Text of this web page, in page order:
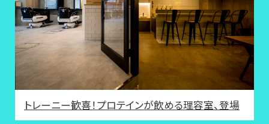
トレーニー歓喜！プロテインが飲める理容室、登場